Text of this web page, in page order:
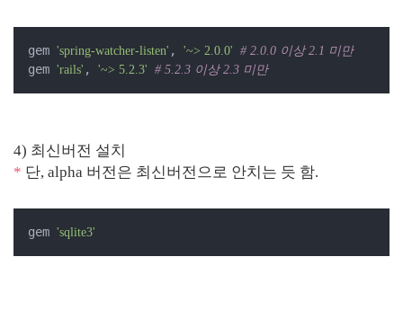
gem 'spring-watcher-listen' , '~> 2.0.0' # 2.0.0 이상 2.1 미만
gem 'rails' , '~> 5.2.3' # 5.2.3 이상 2.3 미만
4) 최신버전 설치
* 단, alpha 버전은 최신버전으로 안치는 듯 함.
gem 'sqlite3'